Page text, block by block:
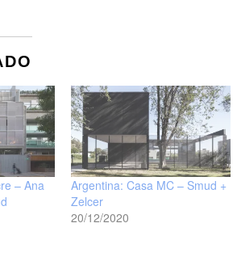
– Ana
Argentina: Casa MC – Smud +
Zelcer
20/12/2020